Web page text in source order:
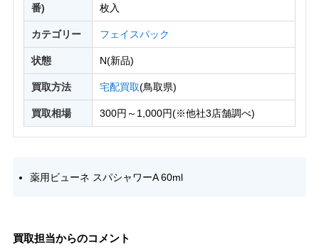
番)
枚入
カテゴリー フェイスパック
状態 N(新品)
買取方法 宅配買取(鳥取県)
買取相場 300円～1,000円(※他社3店舗調べ)
薬用ビューネ スパシャワーA 60ml
買取担当からのコメント